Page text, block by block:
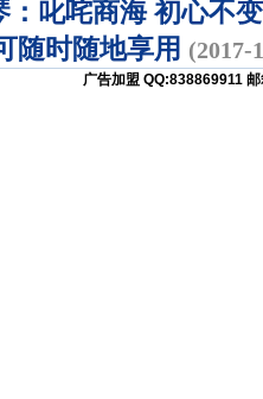
叱咤商海 初心不变
随时随地享用 (2017-
广告加盟 QQ:838869911